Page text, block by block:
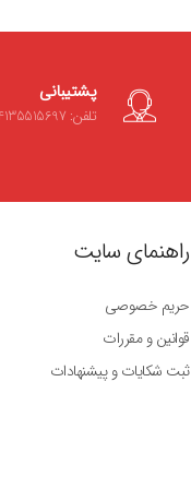
پشتیبانی
تلفن: 04135515697
راهنمای سایت
حریم خصوصی
قوانین و مقررات
ثبت شکایات و پیشنهادات